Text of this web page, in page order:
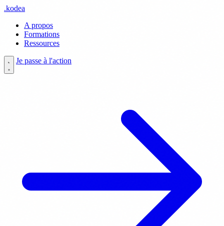
.kodea
A propos
Formations
Ressources
Je passe à l'action